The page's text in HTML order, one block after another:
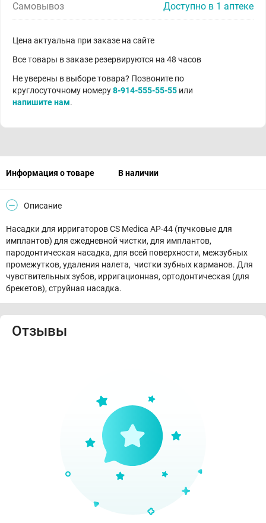
Самовывоз Доступно в 1 аптеке
Цена актуальна при заказе на сайте
Все товары в заказе резервируются на 48 часов
Не уверены в выборе товара? Позвоните по
круглосуточному номеру8-914-555-55-55 или
напишите нам.
Информация о товаре В наличии
Описание
Насадки для ирригаторов CS Medica AP-44 (пучковые для
имплантов) для ежедневной чистки, для имплантов,
пародонтическая насадка, для всей поверхности, межзубных
промежутков, удаления налета, чистки зубных карманов. Для
чувствительных зубов, ирригационная, ортодонтическая (для
брекетов), струйная насадка.
Отзывы